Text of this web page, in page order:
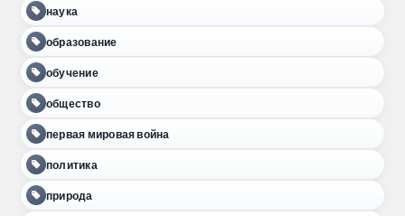
наука
образование
обучение
общество
первая мировая война
политика
природа